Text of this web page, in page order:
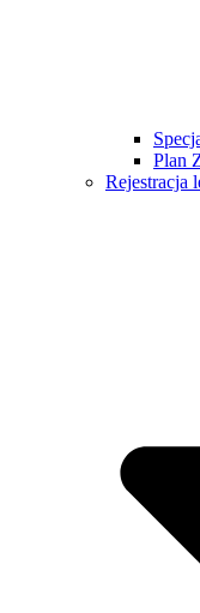
Plan
Rejestracja